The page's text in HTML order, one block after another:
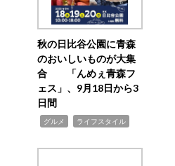
秋の日比谷公園に青森
のおいしいものが大集
合 「んめぇ青森フ
ェス」、9月18日から3
日間
グルメ ライフスタイル